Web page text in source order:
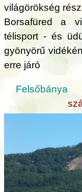
világörökség
Borsafüred a
télisport - és
gyönyörű
erre járó
Felsőbánya